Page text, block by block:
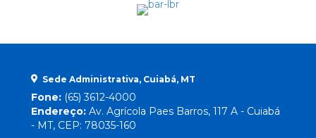
Sede Administrativa, Cuiabá, MT
Fone: (65) 3612-4000
Endereço: Av. Agrícola Paes Barros, 117 A - Cuiabá
- MT, CEP: 78035-160